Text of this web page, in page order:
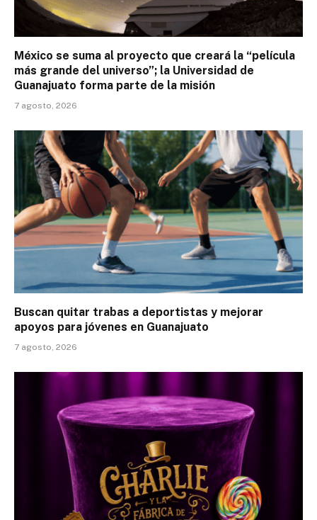
México se suma al proyecto que creará la “película
más grande del universo”; la Universidad de
Guanajuato forma parte de la misión
7 agosto, 2026
Buscan quitar trabas a deportistas y mejorar
apoyos para jóvenes en Guanajuato
7 agosto, 2026